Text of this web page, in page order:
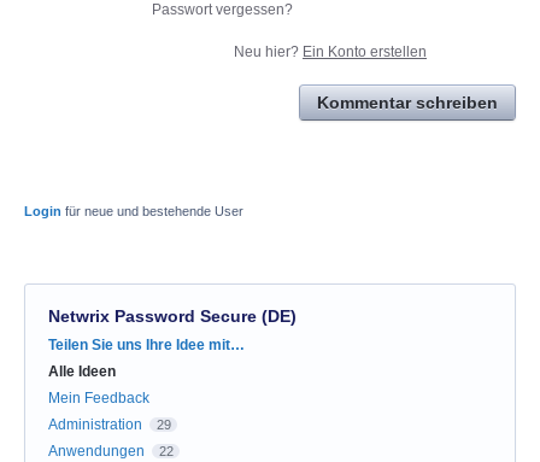
Passwort vergessen?
Neu hier? Ein Konto erstellen
Kommentar schreiben
Login für neue und bestehende User
Netwrix Password Secure (DE)
Kategorien
Teilen Sie uns Ihre Idee mit…
Alle Ideen
Mein Feedback
Administration
29
Anwendungen 22